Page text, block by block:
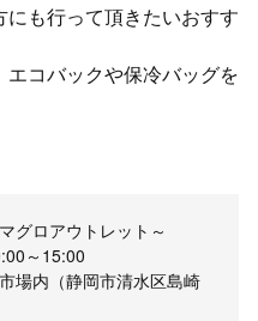
も行って頂きたいおすす
コバックや保冷バッグを
グロアウトレット～
～15:00
場内（静岡市清水区島崎